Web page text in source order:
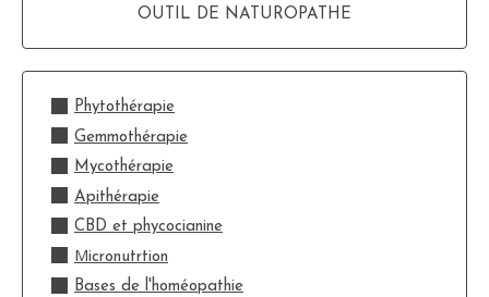
OUTIL DE NATUROPATHE
Phytothérapie
Gemmothérapie
Mycothérapie
Apithérapie
CBD et phycocianine
Micronutrtion
Bases de l'homéopathie